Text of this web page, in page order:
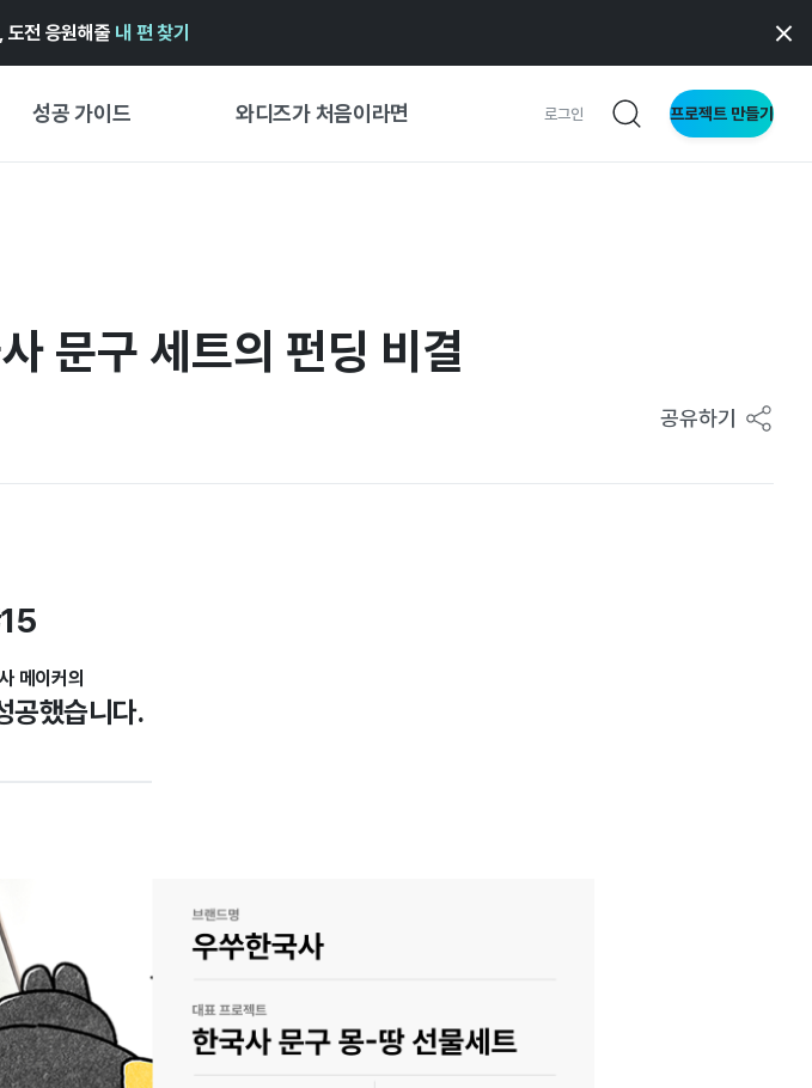
도전 응원해줄 내 편 찾기
성공 가이드 와디즈가 처음이라면 로그인 프로젝트 만들기
성공 스토리
창작형
비즈니스형
문구 세트의 펀딩 비결
공유하기
메이커의
공했습니다.